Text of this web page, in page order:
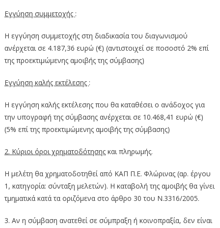
Εγγύηση συμμετοχής :
Η εγγύηση συμμετοχής στη διαδικασία του διαγωνισμού
ανέρχεται σε 4.187,36 ευρώ (€) (αντιστοιχεί σε ποσοστό 2% επί
της προεκτιμώμενης αμοιβής της σύμβασης)
Εγγύηση καλής εκτέλεσης :
Η εγγύηση καλής εκτέλεσης που θα καταθέσει ο ανάδοχος για
την υπογραφή της σύμβασης ανέρχεται σε 10.468,41 ευρώ (€)
(5% επί της προεκτιμώμενης αμοιβής της σύμβασης)
2. Κύριοι όροι χρηματοδότησηςκαι πληρωμής.
Η μελέτη θα χρηματοδοτηθεί από ΚΑΠ Π.Ε. Φλώρινας (αρ. έργου
1, κατηγορία: σύνταξη μελετών). Η καταβολή της αμοιβής θα γίνει
τμηματικά κατά τα οριζόμενα στο άρθρο 30 του Ν.3316/2005.
3. Αν η σύμβαση ανατεθεί σε σύμπραξη ή κοινοπραξία, δεν είναι